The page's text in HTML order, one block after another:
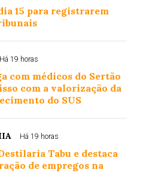
15 para registrarem
Há 19 horas
com médicos do Sertão
com a valorização da
do SUS
Há 19 horas
Tabu e destaca
de empregos na